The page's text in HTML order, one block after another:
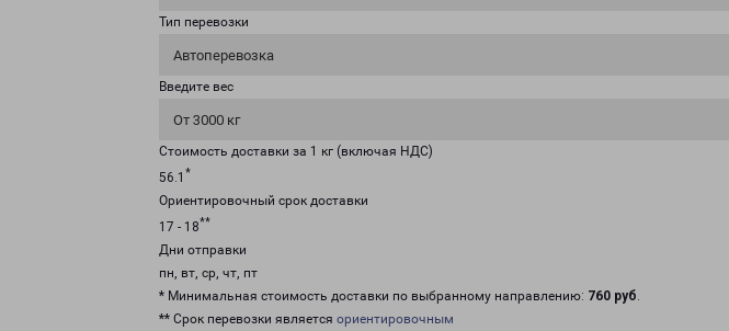
Тип перевозки
Автоперевозка
Введите вес
От 3000 кг
Стоимость доставки за 1 кг (включая НДС)
56.1 *
Ориентировочный срок доставки
17 - 18**
Дни отправки
пн, вт, ср, чт, пт
* Минимальная стоимость доставки по выбранному направлению: 760 руб.
** Срок перевозки является ориентировочным